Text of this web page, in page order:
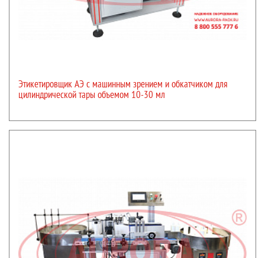
Этикетировщик АЭ с машинным зрением и обкатчиком для
цилиндрической тары объемом 10-30 мл